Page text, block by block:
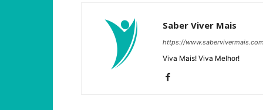
Saber Viver Mais
https://www.sabervivermais.com
Viva Mais! Viva Melhor!